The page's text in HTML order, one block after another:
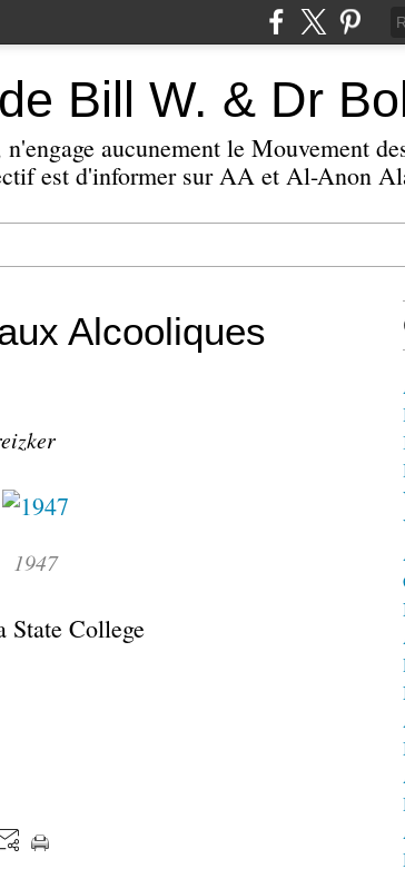
Bill W. & Dr
aucunement le Mouvement
est d'informer sur AA et Al-Anon
Alcooliques
1947
State College